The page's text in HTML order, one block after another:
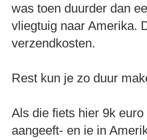
was toen duurder dan
vliegtuig naar Amerika.
verzendkosten.
Rest kun je zo duur
Als die fiets hier 9k
aangeeft- en ie in